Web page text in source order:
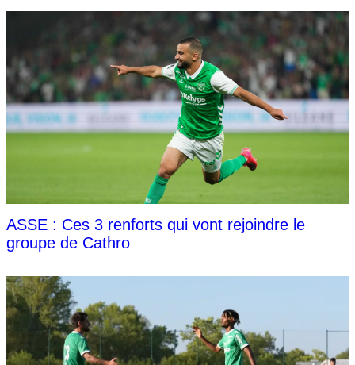
ASSE : Ces 3 renforts qui vont rejoindre le
groupe de Cathro